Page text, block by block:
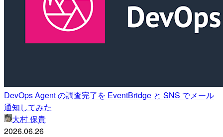
DevOps Agent の調査完了を EventBridge と SNS でメール
通知してみた
大村 保貴
2026.06.26